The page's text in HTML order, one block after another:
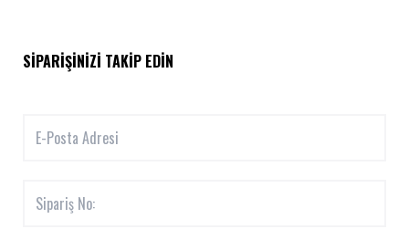
SIPARIŞINIZI TAKIP EDIN